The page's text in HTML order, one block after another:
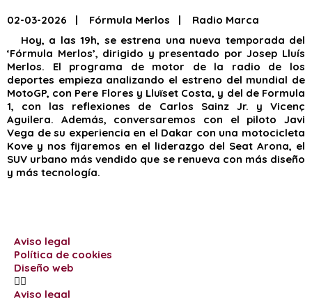
02-03-2026 | Fórmula Merlos | Radio Marca
Hoy, a las 19h, se estrena una nueva temporada del
‘Fórmula Merlos’, dirigido y presentado por Josep Lluís
Merlos. El programa de motor de la radio de los
deportes empieza analizando el estreno del mundial de
MotoGP, con Pere Flores y Lluïset Costa, y del de Formula
1, con las reflexiones de Carlos Sainz Jr. y Vicenç
Aguilera. Además, conversaremos con el piloto Javi
Vega de su experiencia en el Dakar con una motocicleta
Kove y nos fijaremos en el liderazgo del Seat Arona, el
SUV urbano más vendido que se renueva con más diseño
y más tecnología.
Aviso legal
Política de cookies
Diseño web
Aviso legal